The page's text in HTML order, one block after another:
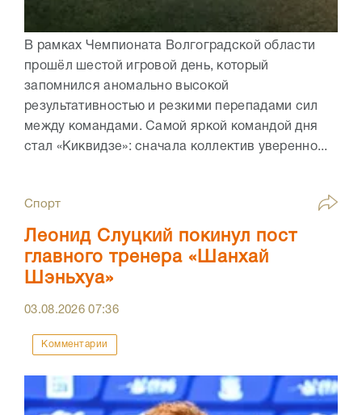
В рамках Чемпионата Волгоградской области
прошёл шестой игровой день, который
запомнился аномально высокой
результативностью и резкими перепадами сил
между командами. Самой яркой командой дня
стал «Киквидзе»: сначала коллектив уверенно...
Спорт
Леонид Слуцкий покинул пост
главного тренера «Шанхай
Шэньхуа»
03.08.202607:36
Комментарии